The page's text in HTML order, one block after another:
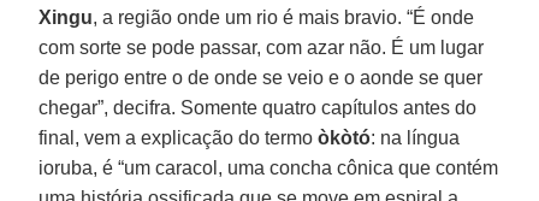
Xingu, a região onde um rio é mais bravio. “É onde
com sorte se pode passar, com azar não. É um lugar
de perigo entre o de onde se veio e o aonde se quer
chegar”, decifra. Somente quatro capítulos antes do
final, vem a explicação do termoòkòtó: na língua
ioruba, é “um caracol, uma concha cônica que contém